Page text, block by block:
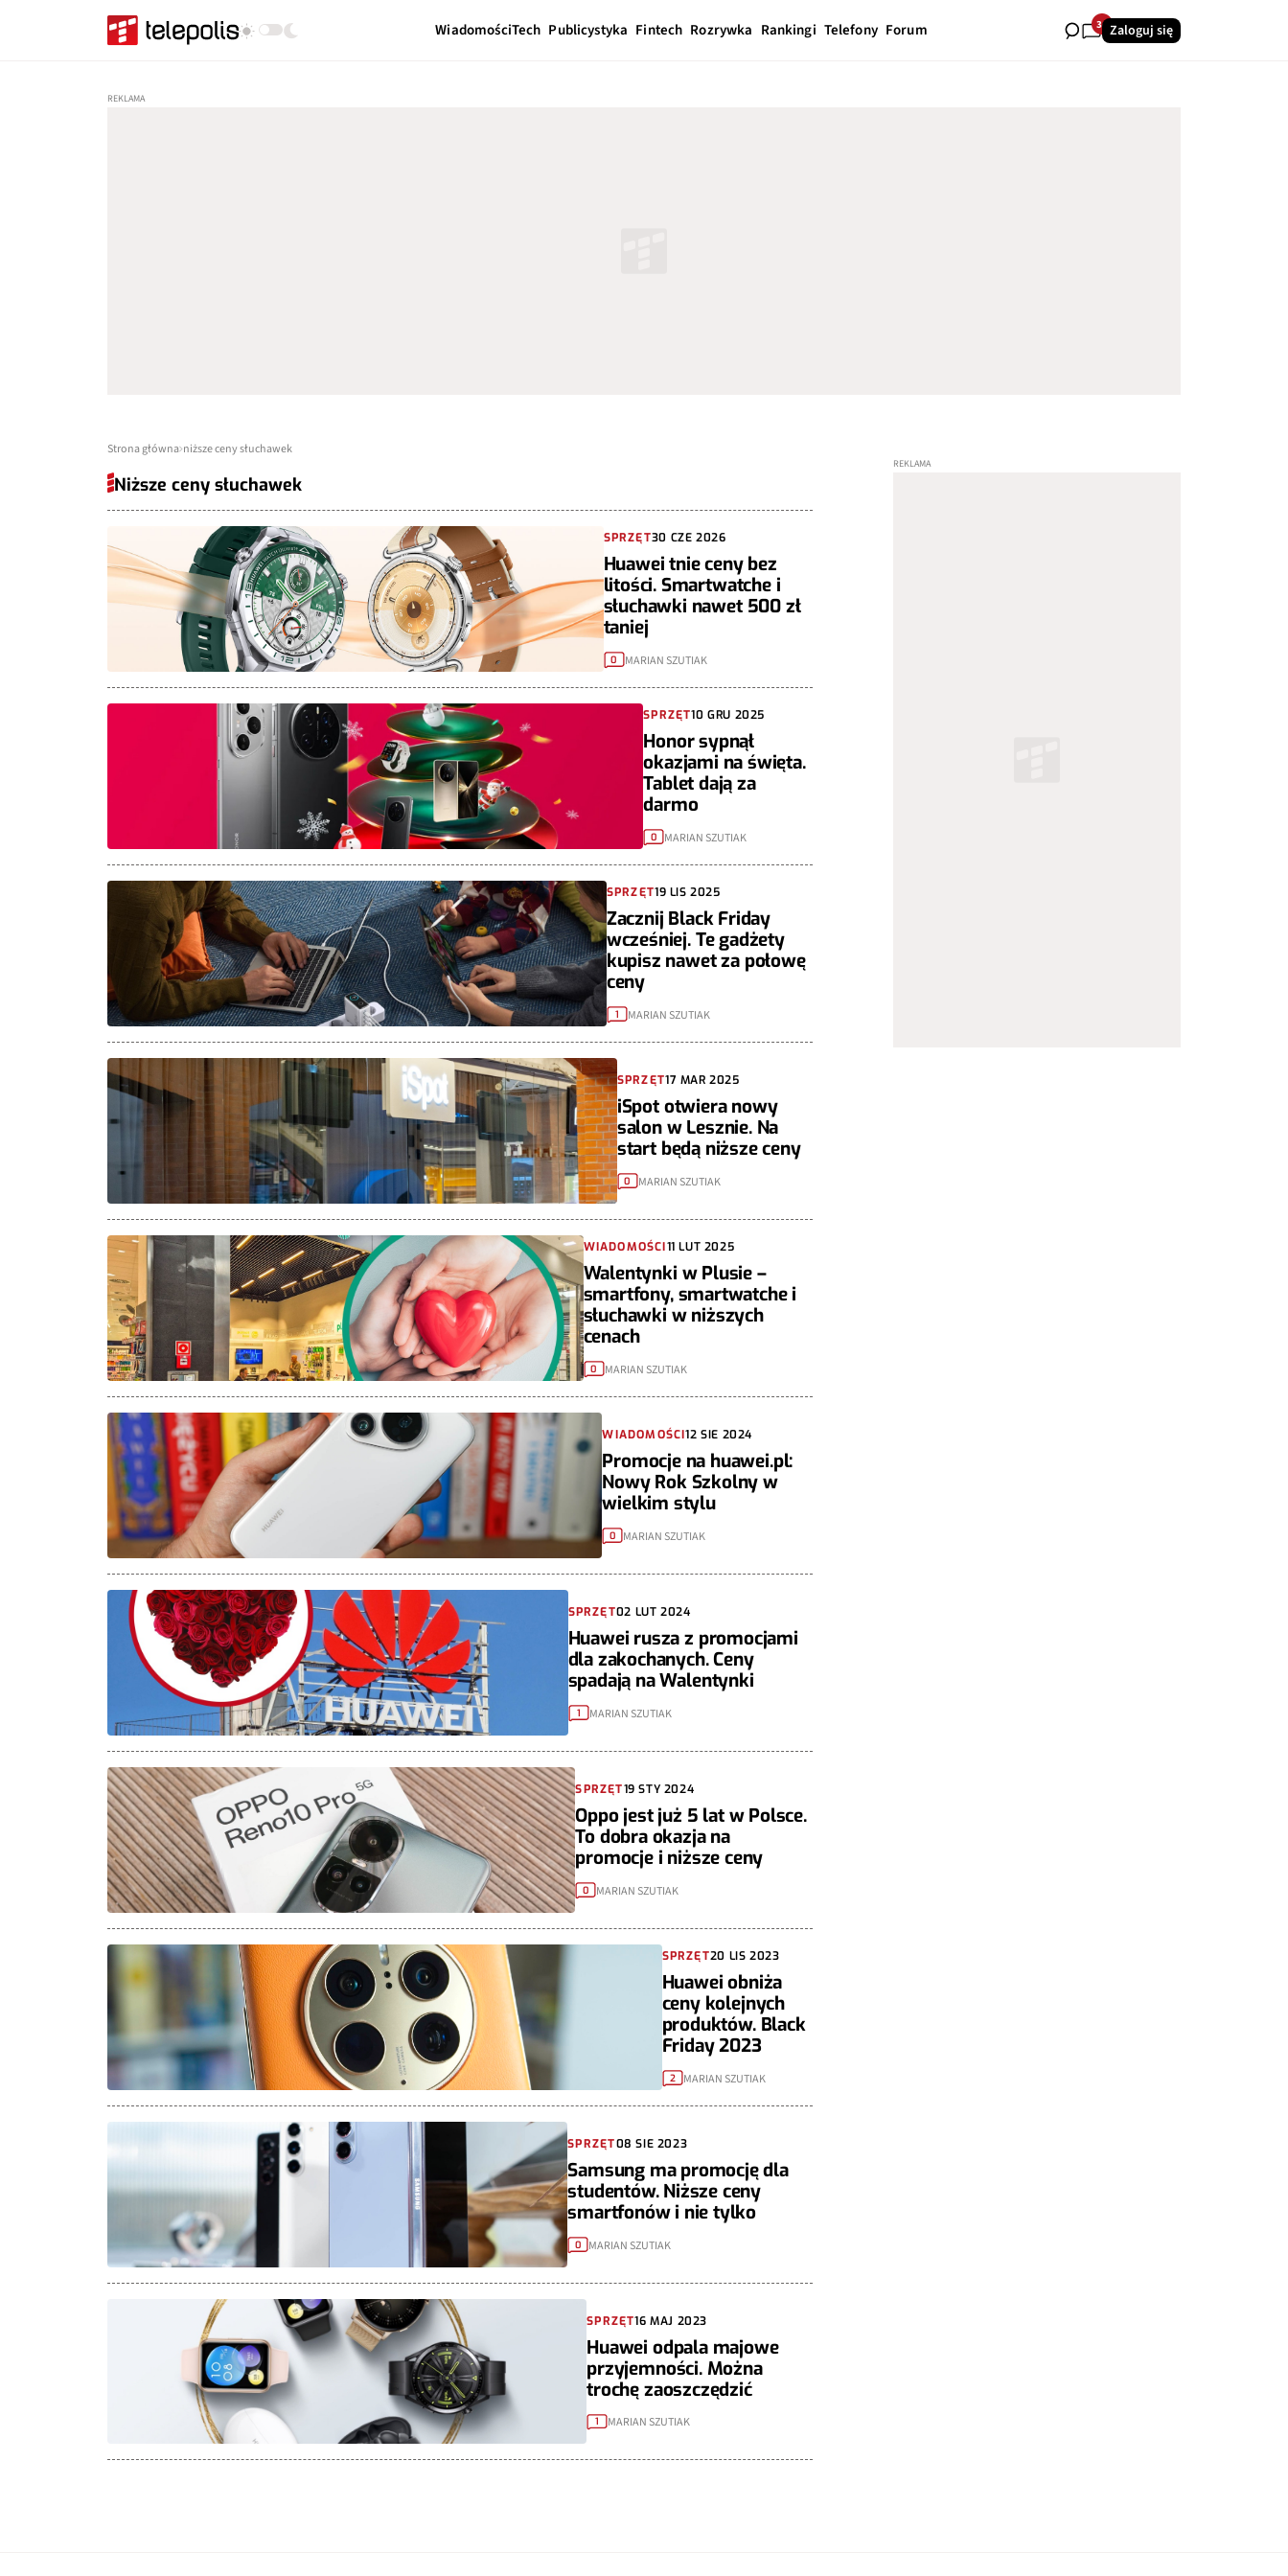
WiadomościTech Publicystyka Fintech Rozrywka Rankingi Telefony Forum 34Zaloguj się
Strona główna niższe ceny słuchawek
Niższe ceny słuchawek
SPRZĘT30 CZE 2026
Huawei tnie ceny bez
litości. Smartwatche i
słuchawki nawet 500 zł
taniej
0 MARIAN SZUTIAK
SPRZĘT10 GRU 2025
Honor sypnął
okazjami na święta.
Tablet dają za
darmo
0 MARIAN SZUTIAK
SPRZĘT19 LIS 2025
Zacznij Black Friday
wcześniej. Te gadżety
kupisz nawet za połowę
ceny
1 MARIAN SZUTIAK
SPRZĘT17 MAR 2025
iSpot otwiera nowy
salon w Lesznie. Na
start będą niższe ceny
0 MARIAN SZUTIAK
WIADOMOŚCI11 LUT 2025
Walentynki w Plusie –
smartfony, smartwatche i
słuchawki w niższych
cenach
0 MARIAN SZUTIAK
WIADOMOŚCI12 SIE 2024
Promocje na huawei.pl:
Nowy Rok Szkolny w
wielkim stylu
0 MARIAN SZUTIAK
SPRZĘT02 LUT 2024
Huawei rusza z promocjami
dla zakochanych. Ceny
spadają na Walentynki
1 MARIAN SZUTIAK
SPRZĘT19 STY 2024
Oppo jest już 5 lat w Polsce.
To dobra okazja na
promocje i niższe ceny
0 MARIAN SZUTIAK
SPRZĘT20 LIS 2023
Huawei obniża
ceny kolejnych
produktów. Black
Friday 2023
2 MARIAN SZUTIAK
SPRZĘT08 SIE 2023
Samsung ma promocję dla
studentów. Niższe ceny
smartfonów i nie tylko
0 MARIAN SZUTIAK
SPRZĘT16 MAJ 2023
Huawei odpala majowe
przyjemności. Można
trochę zaoszczędzić
1 MARIAN SZUTIAK